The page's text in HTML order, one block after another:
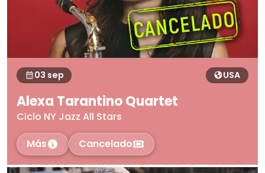
03 sep USA
Alexa Tarantino Quartet
Ciclo NY Jazz All Stars
Más
Cancelado